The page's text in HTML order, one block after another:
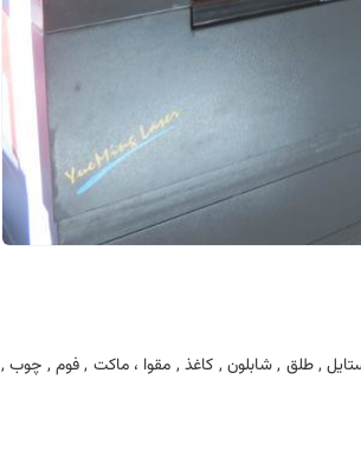
, طلق , شابلون , کاغذ , مقوا ، ماکت , فوم , چوب ,